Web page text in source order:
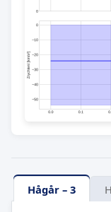
Hågår – 3